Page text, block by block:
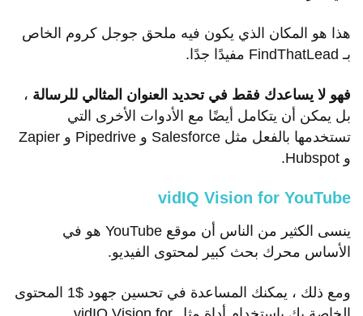
هذا هو المكان الذي يكون فيه ملحق جوجل كروم الخاص
بـ FindThatLead مفيدًا جدًا.
فهو لا يساعدك فقط في تحديد العنوان المثالي للرسالة ،
بل يمكن أن يتكامل أيضًا مع الأدوات الأخرى التي
تستخدمها بالفعل مثل Salesforce و Pipedrive و Zapier
و Hubspot.
vidIQ Vision for YouTube
ينسى الكثير من الناس أن موقع YouTube هو في
الأساس محرك بحث كبير لمحتوى الفيديو.
ومع ذلك ، يمكنك المساعدة في تحسين جهود $1 المحتوى